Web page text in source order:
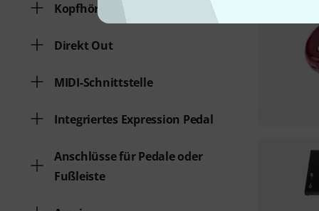
Kopfhöreranschluss
Direkt Out
MIDI-Schnittstelle
Integriertes Expression Pedal
Anschlüsse für Pedale oder
Fußleiste